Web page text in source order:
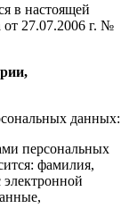
в настоящей
от 27.07.2006 г. №
данных:
персональных
фамилия,
электронной